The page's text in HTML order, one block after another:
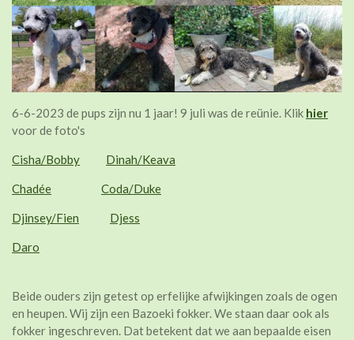
6-6-2023 de pups zijn nu 1 jaar! 9 juli was de reünie. Klik hier
voor de foto's
Cisha/Bobby Dinah/Keava
Chadée Coda/Duke
Djinsey/Fien Djess
Daro
Beide ouders zijn getest op erfelijke afwijkingen zoals de ogen
en heupen. Wij zijn een Bazoeki fokker. We staan daar ook als
fokker ingeschreven. Dat betekent dat we aan bepaalde eisen